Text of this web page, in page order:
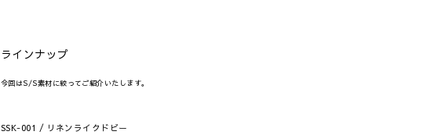
ラインナップ
今回はS/S素材に絞ってご紹介いたします。
SSK-001 / リネンライクドビー